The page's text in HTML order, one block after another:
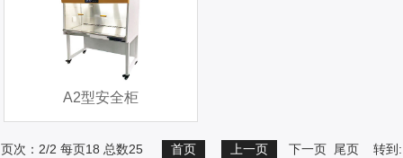
A2型安全柜
页次：2/2 每页18 总数25 首页 上一页 下一页 尾页 转到: